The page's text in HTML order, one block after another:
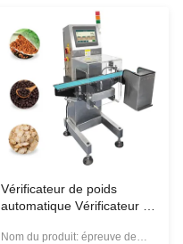
Vérificateur de poids
automatique Vérificateur de
système de rejet de
Nom du produit: épreuve de